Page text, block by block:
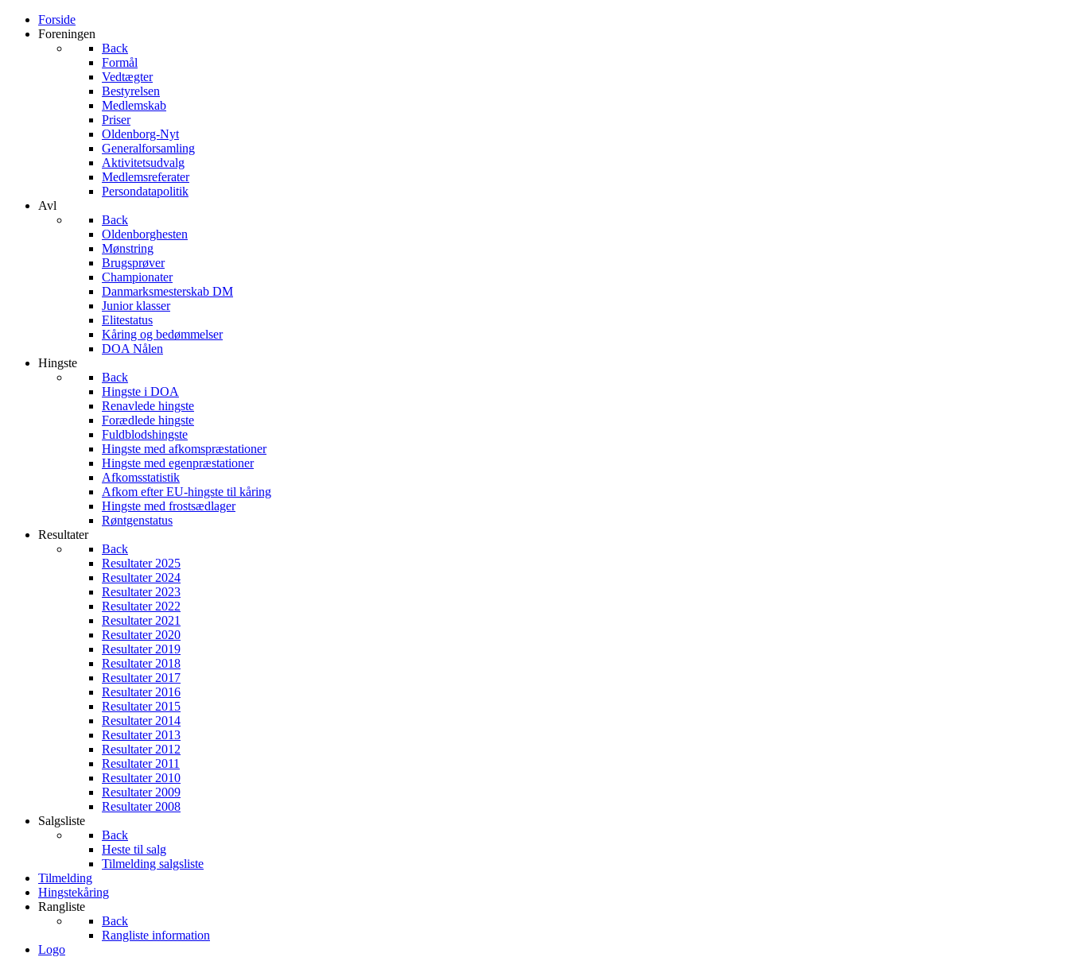
Forside
Foreningen
Back
Formål
Vedtægter
Bestyrelsen
Medlemskab
Priser
Oldenborg-Nyt
Generalforsamling
Aktivitetsudvalg
Medlemsreferater
Persondatapolitik
Avl
Back
Oldenborghesten
Mønstring
Brugsprøver
Championater
Danmarksmesterskab DM
Junior klasser
Elitestatus
Kåring og bedømmelser
DOA Nålen
Hingste
Back
Hingste i DOA
Renavlede hingste
Forædlede hingste
Fuldblodshingste
Hingste med afkomspræstationer
Hingste med egenpræstationer
Afkomsstatistik
Afkom efter EU-hingste til kåring
Hingste med frostsædlager
Røntgenstatus
Resultater
Back
Resultater 2025
Resultater 2024
Resultater 2023
Resultater 2022
Resultater 2021
Resultater 2020
Resultater 2019
Resultater 2018
Resultater 2017
Resultater 2016
Resultater 2015
Resultater 2014
Resultater 2013
Resultater 2012
Resultater 2011
Resultater 2010
Resultater 2009
Resultater 2008
Salgsliste
Back
Heste til salg
Tilmelding salgsliste
Tilmelding
Hingstekåring
Rangliste
Back
Rangliste information
Logo